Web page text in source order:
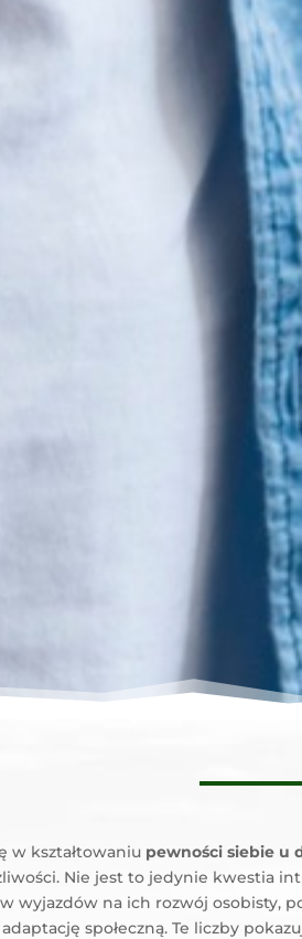
w kształtowaniu pewności siebie u
Nie jest to jedynie kwestia
wyjazdów na ich rozwój osobisty,
społeczną. Te liczby